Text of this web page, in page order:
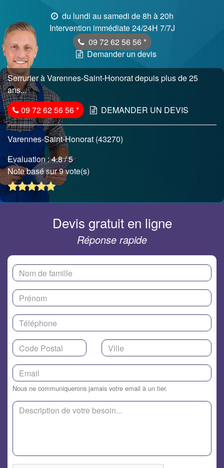
du lundi au samedi de 8h à 20h
Intervention immédiate 24/24H 7/7J
09 72 62 56 56 *
Demander un devis
Serrurier à Varennes-Saint-Honorat depuis plus de 25
ans...
09 72 62 56 56* DEMANDER UN DEVIS
Varennes-Saint-Honorat (43270)
Evaluation :4.8/ 5
Note basé sur 9 vote(s)
Devis gratuit en ligne
Réponse rapide
Nous ne communiquerons jamais votre email à un tier.